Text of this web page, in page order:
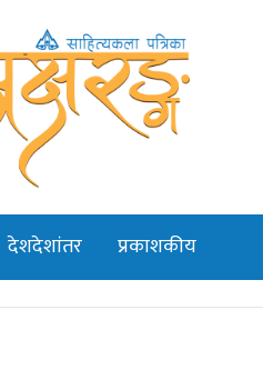
देशदेशांतर प्रकाशकीय